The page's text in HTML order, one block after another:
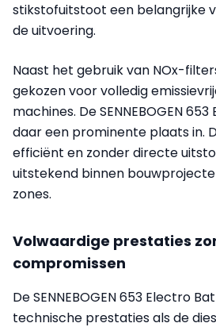
stikstofuitstoot een belangrijke
de uitvoering.
Naast het gebruik van NOx-
gekozen voor volledig
machines. De SENNEBOGEN
daar een prominente plaats in.
efficiënt en zonder directe
uitstekend binnen
zones.
Volwaardige prestaties
compromissen
De SENNEBOGEN 653 Electro
technische prestaties als de